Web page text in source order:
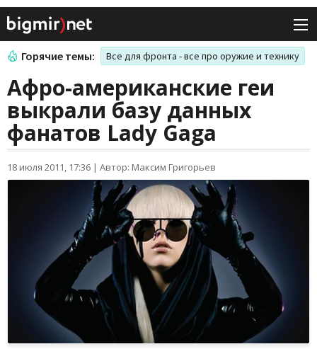
Горячие темы: Все для фронта - все про оружие и технику
Афро-американские геи
выкрали базу данных
фанатов Lady Gaga
18 июля 2011, 17:36 | Автор: Максим Григорьев